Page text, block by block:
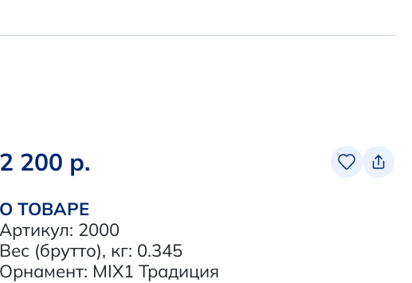
2 200 р.
О ТОВАРЕ
Артикул: 2000
Вес (брутто), кг: 0.345
Орнамент: MIX1 Традиция